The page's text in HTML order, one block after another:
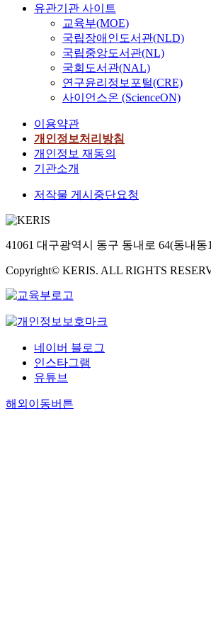
유관기관 사이트
교육부(MOE)
국립장애인도서관(NLD)
국립중앙도서관(NL)
국회도서관(NAL)
연구윤리정보포털(CRE)
사이언스온 (ScienceON)
이용약관
개인정보처리방침
개인정보 재동의
기관소개
저작물 게시중단요청
41061 대구광역시 동구 동내로 64(동내동
Copyright© KERIS. ALL RIGHTS
네이버 블로그
인스타그램
유튜브
해외이동버튼